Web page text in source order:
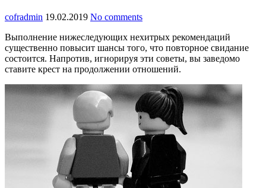
cofradmin 19.02.2019 No comments
Выполнение нижеследующих нехитрых рекомендаций
существенно повысит шансы того, что повторное свидание
состоится. Напротив, игнорируя эти советы, вы заведомо
ставите крест на продолжении отношений.